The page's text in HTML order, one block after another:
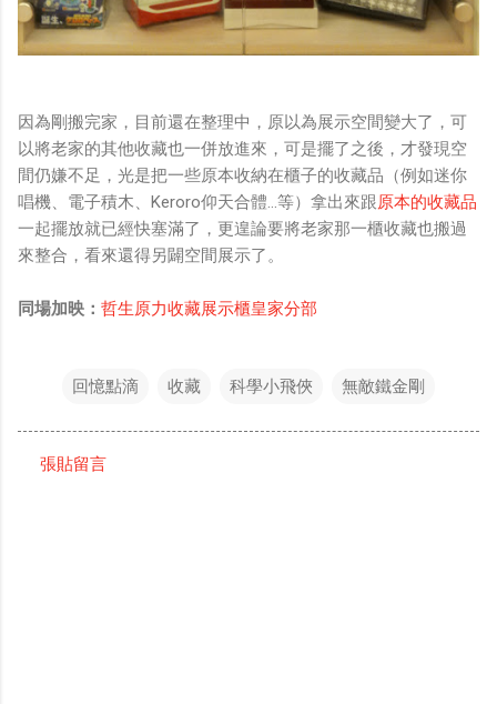
因為剛搬完家，目前還在整理中，原以為展示空間變大了，可
以將老家的其他收藏也一併放進來，可是擺了之後，才發現空
間仍嫌不足，光是把一些原本收納在櫃子的收藏品（例如迷你
唱機、電子積木、Keroro仰天合體…等）拿出來跟原本的收藏品
一起擺放就已經快塞滿了，更遑論要將老家那一櫃收藏也搬過
來整合，看來還得另闢空間展示了。
同場加映： 哲生原力收藏展示櫃皇家分部
回憶點滴 收藏 科學小飛俠 無敵鐵金剛
張貼留言